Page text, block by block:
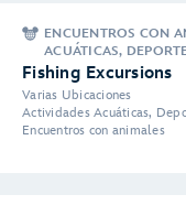
ENCUENTROS CON
ACUÁTICAS,
Fishing Excursions
Varias Ubicaciones
Actividades Acuáticas,
Encuentros con animales